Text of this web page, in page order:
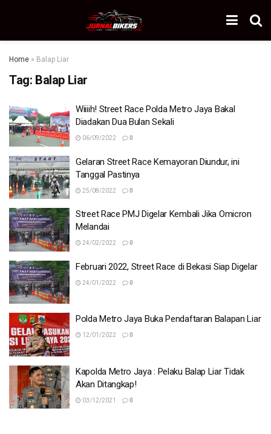
Home » Balap Liar
Tag: Balap Liar
Wiiiih! Street Race Polda Metro Jaya Bakal
Diadakan Dua Bulan Sekali
06/09/2022 0
Gelaran Street Race Kemayoran Diundur, ini
Tanggal Pastinya
25/08/2022 0
Street Race PMJ Digelar Kembali Jika Omicron
Melandai
24/02/2022 0
Februari 2022, Street Race di Bekasi Siap Digelar
24/01/2022 0
Polda Metro Jaya Buka Pendaftaran Balapan Liar
12/01/2022 0
Kapolda Metro Jaya : Pelaku Balap Liar Tidak
Akan Ditangkap!
03/12/2021 0